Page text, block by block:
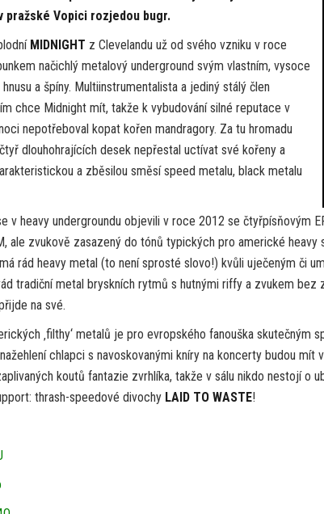
pražské Vopici rozjedou bugr.
MIDNIGHT z Clevelandu už od svého vzniku v roce
načichlý metalový underground svým vlastním, vysoce
a špíny. Multiinstrumentalista a jediný stálý člen
chce Midnight mít, takže k vybudování silné reputace v
nepotřeboval kopat kořen mandragory. Za tu hromadu
dlouhohrajících desek nepřestal uctívat své kořeny a
a zběsilou směsí speed metalu, black metalu
v heavy undergroundu objevili v roce 2012 se čtyřpísňovým
ale zvukově zasazený do tónů typických pro americké
rád heavy metal (to není sprosté slovo!) kvůli uječeným či
tradiční metal bryskních rytmů s hutnými riffy a zvukem bez
na své.
‚filthy‘ metalů je pro evropského fanouška skutečným
chlapci s navoskovanými kníry na koncerty budou mít
koutů fantazie zvrhlíka, takže v sálu nikdo nestojí o
thrash-speedové divochy LAID TO WASTE!